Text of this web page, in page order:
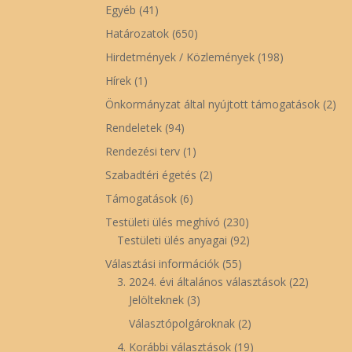
Egyéb (41)
Határozatok (650)
Hirdetmények / Közlemények (198)
Hírek (1)
Önkormányzat által nyújtott támogatások (2)
Rendeletek (94)
Rendezési terv (1)
Szabadtéri égetés (2)
Támogatások (6)
Testületi ülés meghívó (230)
Testületi ülés anyagai (92)
Választási információk (55)
3. 2024. évi általános választások (22)
Jelölteknek (3)
Választópolgároknak (2)
4. Korábbi választások (19)